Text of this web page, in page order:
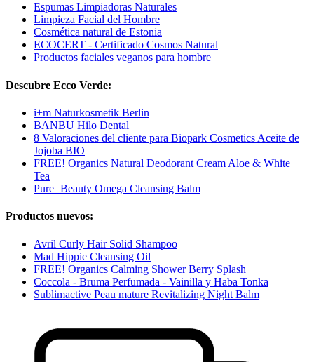
Espumas Limpiadoras Naturales
Limpieza Facial del Hombre
Cosmética natural de Estonia
ECOCERT - Certificado Cosmos Natural
Productos faciales veganos para hombre
Descubre Ecco Verde:
i+m Naturkosmetik Berlin
BANBU Hilo Dental
8 Valoraciones del cliente para Biopark Cosmetics Aceite de
Jojoba BIO
FREE! Organics Natural Deodorant Cream Aloe & White
Tea
Pure=Beauty Omega Cleansing Balm
Productos nuevos:
Avril Curly Hair Solid Shampoo
Mad Hippie Cleansing Oil
FREE! Organics Calming Shower Berry Splash
Coccola - Bruma Perfumada - Vainilla y Haba Tonka
Sublimactive Peau mature Revitalizing Night Balm